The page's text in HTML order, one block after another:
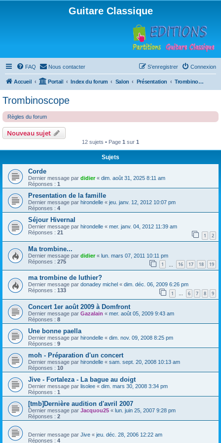
Guitare Classique
FAQ Nous contacter Connexion
S’enregistrer
Accueil Portail Index du forum Salon Présentation Trombinoscope
Trombinoscope
Règles du forum
Nouveau sujet
12 sujets • Page 1 sur 1
Sujets
Corde
Dernier message par didier« dim. août 31, 2025 8:11 am
Réponses : 1
Presentation de la famille
Dernier message par hirondelle « jeu. janv. 12, 2012 10:07 pm
Réponses : 4
Séjour Hivernal
Dernier message par hirondelle « mer. janv. 04, 2012 11:39 am
Réponses : 21 1 2
Ma trombine...
Dernier message par didier« lun. mars 07, 2011 10:11 pm
Réponses : 275 1 16 17 18 19
ma trombine de luthier?
Dernier message par donadey michel « dim. déc. 06, 2009 6:26 pm
Réponses : 133 1 … 6 7 8 9
Concert 1er août 2009 à Domfront
Dernier message par Gazalain « mer. août 05, 2009 9:43 am
Réponses : 8
Une bonne paella
Dernier message par hirondelle « dim. nov. 09, 2008 8:25 pm
Réponses : 9
moh - Préparation d'un concert
Dernier message par hirondelle « sam. sept. 20, 2008 10:13 am
Réponses : 10
Jive - Fortaleza - La bague au doigt
Dernier message par lisolee « dim. mars 30, 2008 3:34 pm
Réponses : 1
[tmb]Dernière audition d'avril 2007
Dernier message par Jacquou25 « lun. juin 25, 2007 9:28 pm
Réponses : 2
Dernier message par Jive « jeu. déc. 28, 2006 12:22 am
Réponses : 4